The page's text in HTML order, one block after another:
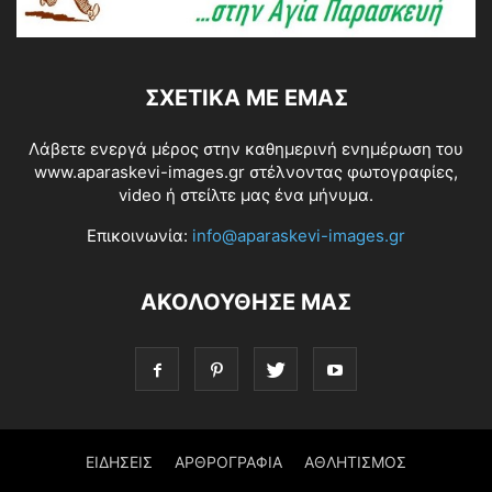
ΣΧΕΤΙΚΆ ΜΕ ΕΜΆΣ
Λάβετε ενεργά μέρος στην καθημερινή ενημέρωση του
www.aparaskevi-images.gr στέλνοντας φωτογραφίες,
video ή στείλτε μας ένα μήνυμα.
Επικοινωνία: info@aparaskevi-images.gr
ΑΚΟΛΟΥΘΗΣΕ ΜΑΣ
ΕΙΔΗΣΕΙΣ ΑΡΘΡΟΓΡΑΦΙΑ ΑΘΛΗΤΙΣΜΟΣ